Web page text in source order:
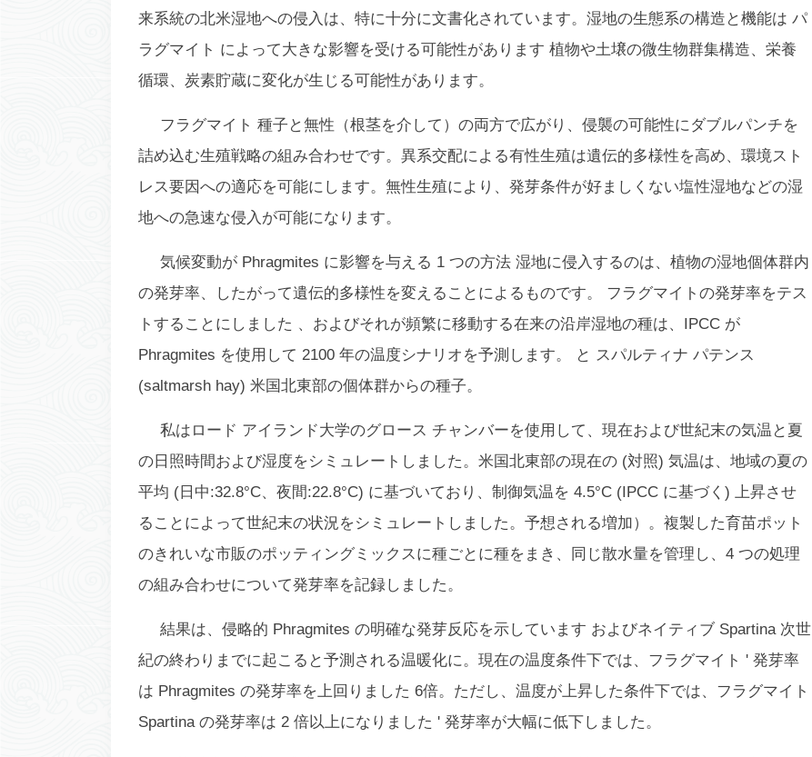
来系統の北米湿地への侵入は、特に十分に文書化されています。湿地の生態系の構造と機能は パ
ラグマイト によって大きな影響を受ける可能性があります 植物や土壌の微生物群集構造、栄養
循環、炭素貯蔵に変化が生じる可能性があります。
フラグマイト 種子と無性（根茎を介して）の両方で広がり、侵襲の可能性にダブルパンチを
詰め込む生殖戦略の組み合わせです。異系交配による有性生殖は遺伝的多様性を高め、環境スト
レス要因への適応を可能にします。無性生殖により、発芽条件が好ましくない塩性湿地などの湿
地への急速な侵入が可能になります。
気候変動が Phragmites に影響を与える 1 つの方法 湿地に侵入するのは、植物の湿地個体群内
の発芽率、したがって遺伝的多様性を変えることによるものです。 フラグマイト の発芽率をテス
トすることにしました 、およびそれが頻繁に移動する在来の沿岸湿地の種は、IPCC が
Phragmites を使用して 2100 年の温度シナリオを予測します。 と スパルティナ パテンス
(saltmarsh hay) 米国北東部の個体群からの種子。
私はロード アイランド大学のグロース チャンバーを使用して、現在および世紀末の気温と夏
の日照時間および湿度をシミュレートしました。米国北東部の現在の (対照) 気温は、地域の夏の
平均 (日中:32.8°C、夜間:22.8°C) に基づいており、制御気温を 4.5°C (IPCC に基づく) 上昇させ
ることによって世紀末の状況をシミュレートしました。予想される増加）。複製した育苗ポット
のきれいな市販のポッティングミックスに種ごとに種をまき、同じ散水量を管理し、4 つの処理
の組み合わせについて発芽率を記録しました。
結果は、侵略的 Phragmites の明確な発芽反応を示しています およびネイティブ Spartina 次世
紀の終わりまでに起こると予測される温暖化に。現在の温度条件下では、 フラグマイト ' 発芽率
は Phragmites の発芽率を上回りました 6倍。ただし、温度が上昇した条件下では、 フラグマイト
Spartinaの発芽率は 2 倍以上になりました ' 発芽率が大幅に低下しました。